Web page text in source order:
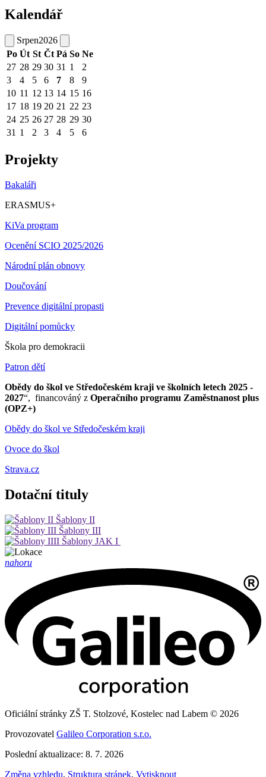
Kalendář
Srpen2026
Po Út St Čt Pá So Ne
27 28 29 30 31 1
2
3
4 5 6 7 8
9
10 11 12 13 14 15 16
17 18 19 20 21 22 23
24 25 26 27 28 29 30
31 1 2 3 4 5 6
Projekty
Bakaláři
ERASMUS+
KiVa program
Ocenění SCIO 2025/2026
Národní plán obnovy
Doučování
Prevence digitální propasti
Digitální pomůcky
Škola pro demokracii
Patron dětí
Obědy do škol ve Středočeském kraji ve školních letech 2025 -
2027“, financováný z Operačního programu Zaměstnanost plus
(OPZ+)
Obědy do škol ve Středočeském kraji
Ovoce do škol
Strava.cz
Dotační tituly
Šablony II
Šablony III
Šablony JAK I
nahoru
Oficiální stránky ZŠ T. Stolzové, Kostelec nad Labem © 2026
Provozovatel Galileo Corporation s.r.o.
Poslední aktualizace: 8. 7. 2026
Změna vzhledu, Struktura stránek, Vytisknout